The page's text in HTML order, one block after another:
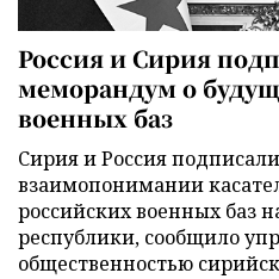
Россия и Сирия
меморандум о
военных баз
Сирия и Россия
взаимопонимании
российских военных баз
республики, сообщило
общественностью